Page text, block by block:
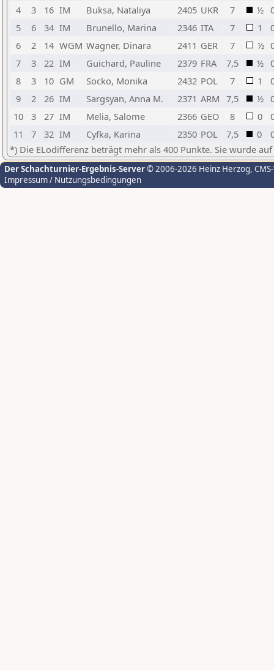
4
3 16 IM Buksa, Nataliya 2405 UKR 7 ½
5
6 34 IM Brunello, Marina 2346 ITA 7 1
6
2 14 WGM Wagner, Dinara 2411 GER 7 ½
7
3 22 IM Guichard, Pauline 2379 FRA 7,5 ½
8
3 10 GM Socko, Monika 2432 POL 7 1
9
2 26 IM Sargsyan, Anna M. 2371 ARM 7,5 ½
10
3 27 IM Melia, Salome 2366 GEO 8 0
11
7 32 IM Cyfka, Karina 2350 POL 7,5 0
*) Die ELodifferenz beträgt mehr als 400 Punkte. Sie wurde
Der Schachturnier-Ergebnis-Server© 2006-2026 Heinz Herzog,
Impressum / Nutzungsbedingungen